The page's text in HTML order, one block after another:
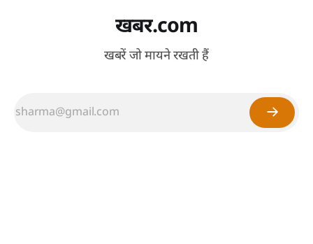
खबर.com
खबरें जो मायने रखती हैं